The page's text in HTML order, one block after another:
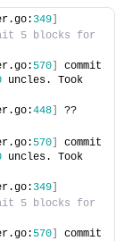
349
5 blocks for
570
commit
448
??
570
commit
349
5 blocks for
570
commit